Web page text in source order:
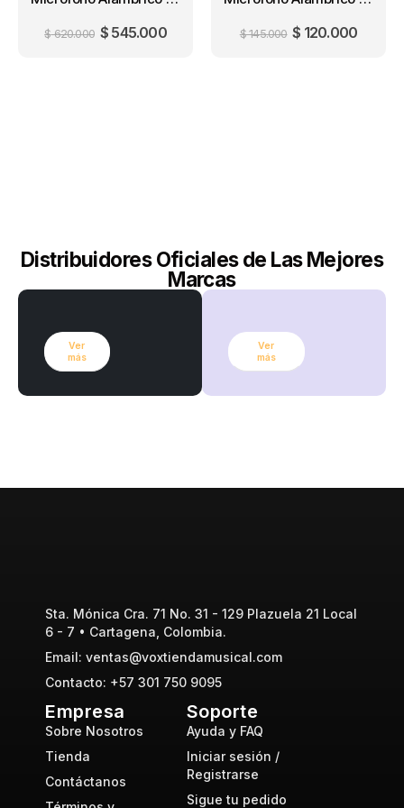
$620.000 $ 545.000 $145.000 $ 120.000
Distribuidores Oficiales de Las Mejores
Marcas
Ver
más
Ver
más
Sta. Mónica Cra. 71 No. 31 - 129 Plazuela 21 Local
6 - 7 • Cartagena, Colombia.
Email: ventas@voxtiendamusical.com
Contacto: +57 301 750 9095
Empresa
Sobre Nosotros
Tienda
Contáctanos
Soporte
Ayuda y FAQ
Iniciar sesión /
Registrarse
Sigue tu pedido